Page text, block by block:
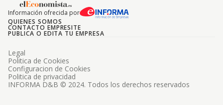
Información ofrecida por
QUIENES SOMOS
CONTACTO EMPRESITE
PUBLICA O EDITA TU EMPRESA
INFORMA D&B © 2024. Todos los derechos reservados
Legal
Politica de Cookies
Configuracion de Cookies
Politica de privacidad